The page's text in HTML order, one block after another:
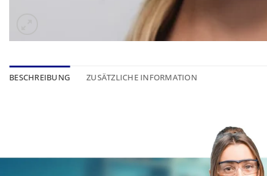
BESCHREIBUNG ZUSÄTZLICHE INFORMATION